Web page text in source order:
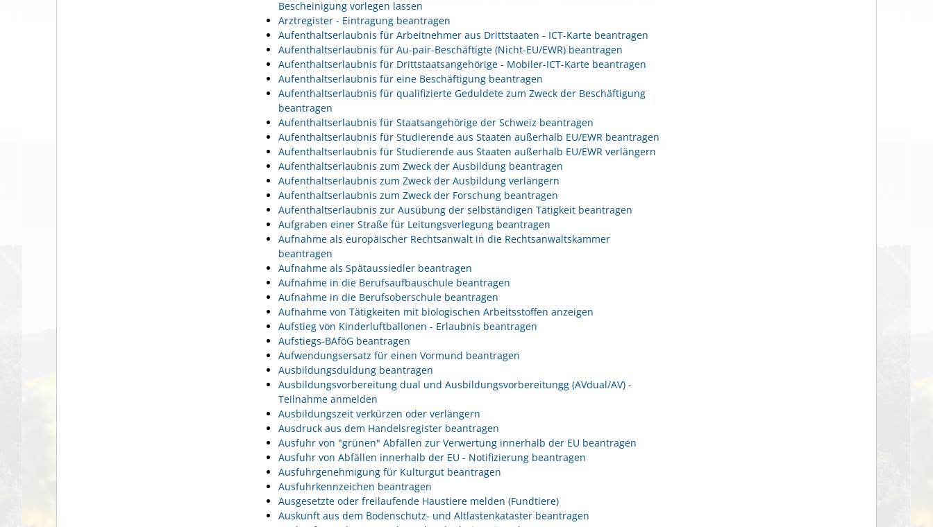
Bescheinigung vorlegen lassen
Arztregister - Eintragung beantragen
Aufenthaltserlaubnis für Arbeitnehmer aus Drittstaaten - ICT-Karte beantragen
Aufenthaltserlaubnis für Au-pair-Beschäftigte (Nicht-EU/EWR) beantragen
Aufenthaltserlaubnis für Drittstaatsangehörige - Mobiler-ICT-Karte beantragen
Aufenthaltserlaubnis für eine Beschäftigung beantragen
Aufenthaltserlaubnis für qualifizierte Geduldete zum Zweck der Beschäftigung
beantragen
Aufenthaltserlaubnis für Staatsangehörige der Schweiz beantragen
Aufenthaltserlaubnis für Studierende aus Staaten außerhalb EU/EWR beantragen
Aufenthaltserlaubnis für Studierende aus Staaten außerhalb EU/EWR verlängern
Aufenthaltserlaubnis zum Zweck der Ausbildung beantragen
Aufenthaltserlaubnis zum Zweck der Ausbildung verlängern
Aufenthaltserlaubnis zum Zweck der Forschung beantragen
Aufenthaltserlaubnis zur Ausübung der selbständigen Tätigkeit beantragen
Aufgraben einer Straße für Leitungsverlegung beantragen
Aufnahme als europäischer Rechtsanwalt in die Rechtsanwaltskammer
beantragen
Aufnahme als Spätaussiedler beantragen
Aufnahme in die Berufsaufbauschule beantragen
Aufnahme in die Berufsoberschule beantragen
Aufnahme von Tätigkeiten mit biologischen Arbeitsstoffen anzeigen
Aufstieg von Kinderluftballonen - Erlaubnis beantragen
Aufstiegs-BAföG beantragen
Aufwendungsersatz für einen Vormund beantragen
Ausbildungsduldung beantragen
Ausbildungsvorbereitung dual und Ausbildungsvorbereitungg (AVdual/AV) -
Teilnahme anmelden
Ausbildungszeit verkürzen oder verlängern
Ausdruck aus dem Handelsregister beantragen
Ausfuhr von "grünen" Abfällen zur Verwertung innerhalb der EU beantragen
Ausfuhr von Abfällen innerhalb der EU - Notifizierung beantragen
Ausfuhrgenehmigung für Kulturgut beantragen
Ausfuhrkennzeichen beantragen
Ausgesetzte oder freilaufende Haustiere melden (Fundtiere)
Auskunft aus dem Bodenschutz- und Altlastenkataster beantragen